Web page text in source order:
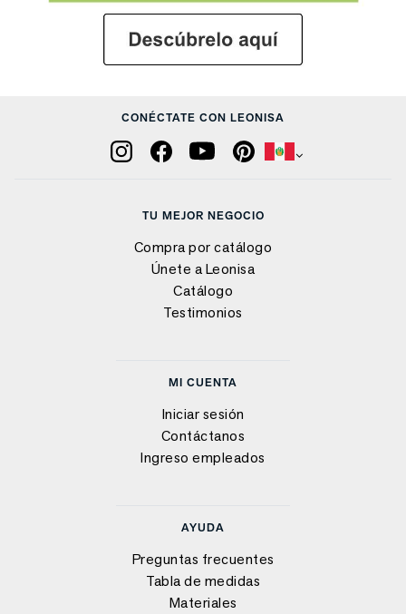
CONÉCTATE CON LEONISA
TU MEJOR NEGOCIO
Compra por catálogo
Únete a Leonisa
Catálogo
Testimonios
MI CUENTA
Iniciar sesión
Contáctanos
Ingreso empleados
AYUDA
Preguntas frecuentes
Tabla de medidas
Materiales